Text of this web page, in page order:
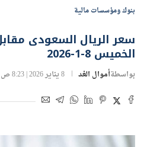
بنوك ومؤسسات مالية
سعر الريال السعودى
الخميس 8-1-2026
بواسطةأموال الغد 8 يناير 2026 | 8:23 ص